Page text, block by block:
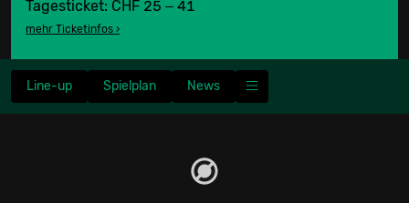
Tagesticket: CHF 25 ‒ 41
mehr Ticketinfos ›
Line-up Spielplan News